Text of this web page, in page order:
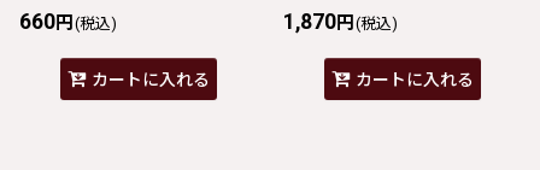
660円 (税込)
カートに入れる
1,870円 (税込)
カートに入れる